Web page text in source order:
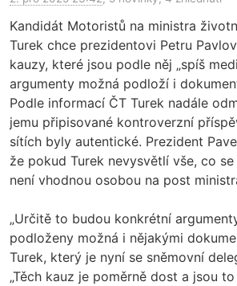
Kandidát Motoristů na ministra
Turek chce prezidentovi Petru
kauzy, které jsou podle něj „spíš
argumenty možná podloží i
Podle informací ČT Turek nadále
jemu připisované kontroverzní
sítích byly autentické. Prezident
že pokud Turek nevysvětlí vše, co
není vhodnou osobou na post
„Určitě to budou konkrétní
podloženy možná i nějakými
Turek, který je nyní se sněmovní
„Těch kauz je poměrně dost a jsou